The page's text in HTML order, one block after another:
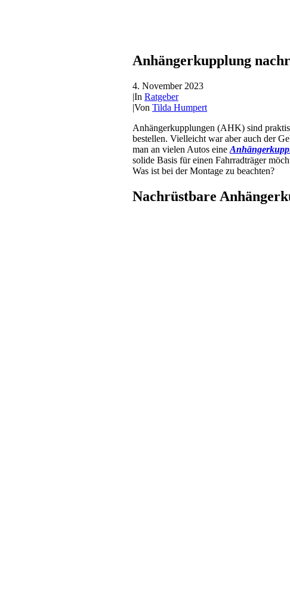
Anhängerkupplung
4. November 2023
|In Ratgeber
|Von Tilda Humpert
Anhängerkupplungen (AHK) sind
bestellen. Vielleicht war aber auch der
man an vielen Autos eine
solide Basis für einen Fahrradträger
Was ist bei der Montage zu beachten?
Nachrüstbare